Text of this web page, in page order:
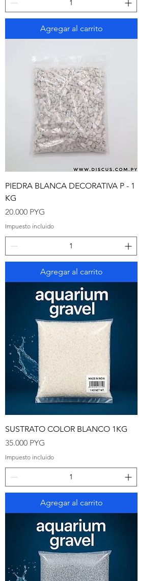
Agregar al carrito
PIEDRA BLANCA DECORATIVA P - 1
KG
Precio
20.000 PYG
Impuesto incluido
Agregar al carrito
SUSTRATO COLOR BLANCO 1KG
Precio
35.000 PYG
Impuesto incluido
Agregar al carrito